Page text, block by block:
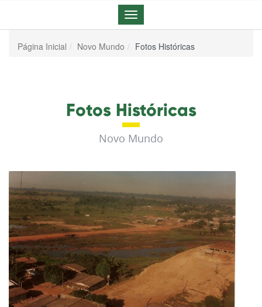
Menu
de
Página Inicial Novo Mundo Fotos Históricas
Fotos Históricas
Novo Mundo